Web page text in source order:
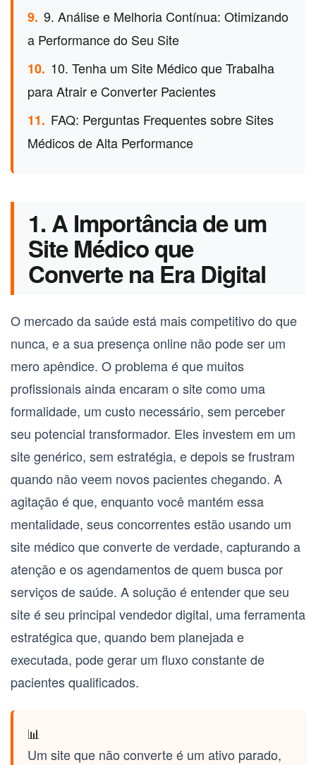
9. 9. Análise e Melhoria Contínua: Otimizando
a Performance do Seu Site
10. 10. Tenha um Site Médico que Trabalha
para Atrair e Converter Pacientes
11. FAQ: Perguntas Frequentes sobre Sites
Médicos de Alta Performance
1. A Importância de um
Site Médico que
Converte na Era Digital
O mercado da saúde está mais competitivo do que
nunca, e a sua presença online não pode ser um
mero apêndice. O problema é que muitos
profissionais ainda encaram o site como uma
formalidade, um custo necessário, sem perceber
seu potencial transformador. Eles investem em um
site genérico, sem estratégia, e depois se frustram
quando não veem novos pacientes chegando. A
agitação é que, enquanto você mantém essa
mentalidade, seus concorrentes estão usando um
site médico que convertede verdade, capturando a
atenção e os agendamentos de quem busca por
serviços de saúde. A solução é entender que seu
site é seu principal vendedor digital, uma ferramenta
estratégica que, quando bem planejada e
executada, pode gerar um fluxo constante de
pacientes qualificados.
📊
Um site que não converte é um ativo parado,